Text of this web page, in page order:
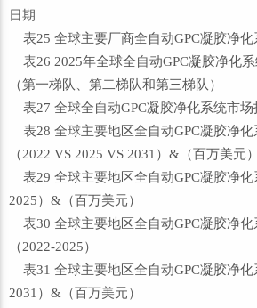
日期
表25 全球主要厂商全自动GPC凝胶净化
表26 2025年全球全自动GPC凝胶净化
（第一梯队、第二梯队和第三梯队）
表27 全球全自动GPC凝胶净化系统市
表28 全球主要地区全自动GPC凝胶净化
（2022 VS 2025 VS 2031）&（百万美元）
表29 全球主要地区全自动GPC凝胶净化
2025）&（百万美元）
表30 全球主要地区全自动GPC凝胶净
（2022-2025）
表31 全球主要地区全自动GPC凝胶净化
2031）&（百万美元）